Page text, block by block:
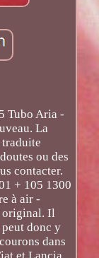
Tubo Aria -
La
ou des
contacter.
+ 105 1300
à air -
original. Il
donc y
dans